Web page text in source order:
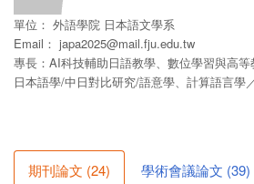
單位： 外語學院 日本語文學系
Email： japa2025@mail.fju.edu.tw
專長：AI科技輔助日語教學、數位學習與高等
日本語學/中日對比研究/語意學、計算語言學
期刊論文 (24) 學術會議論文 (39)